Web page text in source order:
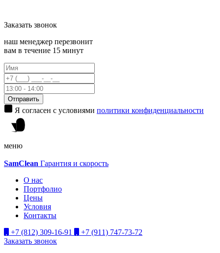
Заказать звонок
наш менеджер перезвонит
вам в течение 15 минут
Отправить
Я согласен с условиями политики конфиденциальности
меню
SamClean Гарантия и скорость
О нас
Портфолио
Цены
Условия
Контакты
+7 (812) 309-16-91
+7 (911) 747-73-72
Заказать звонок